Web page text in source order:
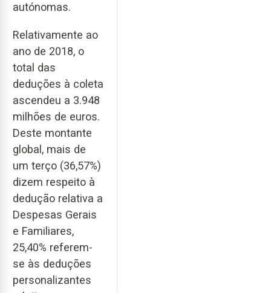
autónomas.
Relativamente ao
ano de 2018, o
total das
deduções à coleta
ascendeu a 3.948
milhões de euros.
Deste montante
global, mais de
um terço (36,57%)
dizem respeito à
dedução relativa a
Despesas Gerais
e Familiares,
25,40% referem-
se às deduções
personalizantes